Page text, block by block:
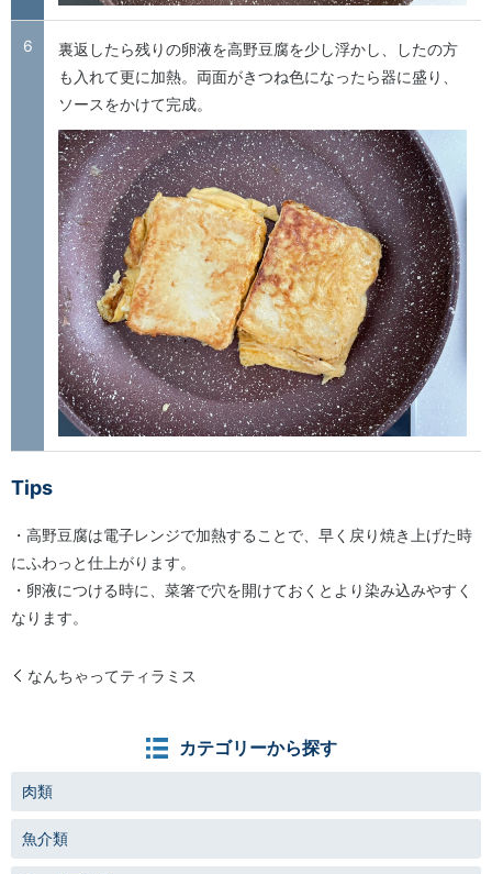
6
裏返したら残りの卵液を高野豆腐を少し浮かし、したの方
も入れて更に加熱。両面がきつね色になったら器に盛り、
ソースをかけて完成。
Tips
・高野豆腐は電子レンジで加熱することで、早く戻り焼き上げた時
にふわっと仕上がります。
・卵液につける時に、菜箸で穴を開けておくとより染み込みやすく
なります。
なんちゃってティラミス
カテゴリーから探す
肉類
魚介類